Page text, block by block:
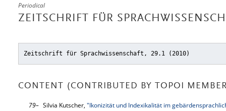
Periodical
ZEITSCHRIFT FÜR
Zeitschrift für Sprachwissenschaft, 29.1 (2010)
CONTENT (CONTRIBUTED BY TOPOI
79– Silvia Kutscher, "Ikonizität und Indexikalität im